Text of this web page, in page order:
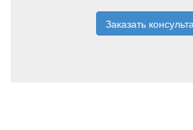
Заказать